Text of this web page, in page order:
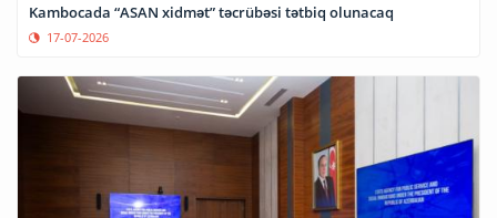
Kambocada “ASAN xidmət” təcrübəsi tətbiq olunacaq
17-07-2026